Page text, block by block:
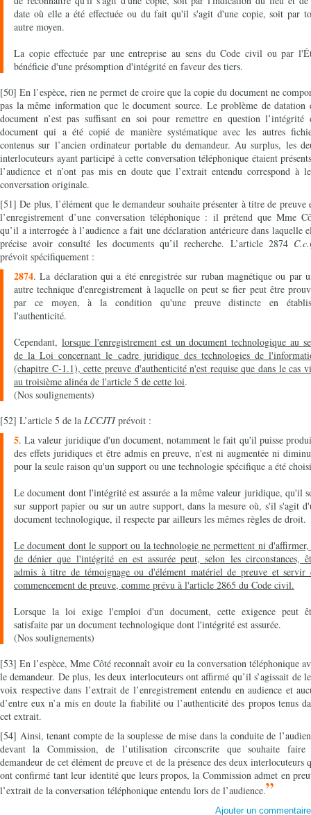
date où elle a été effectuée ou du fait qu'il s'agit d'une copie, soit par
autre moyen.
La copie effectuée par une entreprise au sens du Code civil ou par
bénéficie d'une présomption d'intégrité en faveur des tiers.
[50] En l’espèce, rien ne permet de croire que la copie du document ne
pas la même information que le document source. Le problème de datation
document n’est pas suffisant en soi pour remettre en question l’intégrité
document qui a été copié de manière systématique avec les autres
contenus sur l’ancien ordinateur portable du demandeur. Au surplus, les
interlocuteurs ayant participé à cette conversation téléphonique étaient
l’audience et n’ont pas mis en doute que l’extrait entendu correspond à
conversation originale.
[51] De plus, l’élément que le demandeur souhaite présenter à titre de preuve
l’enregistrement d’une conversation téléphonique : il prétend que Mme
qu’il a interrogée à l’audience a fait une déclaration antérieure dans laquelle
précise avoir consulté les documents qu’il recherche. L’article 2874
prévoit spécifiquement :
2874. La déclaration qui a été enregistrée sur ruban magnétique ou par
autre technique d'enregistrement à laquelle on peut se fier peut être
par ce moyen, à la condition qu'une preuve distincte en
l'authenticité.
Cependant, lorsque l'enregistrement est un document technologique au
de la Loi concernant le cadre juridique des technologies de
(chapitre C-1.1), cette preuve d'authenticité n'est requise que dans le cas
au troisième alinéa de l'article 5 de cette loi.
(Nos soulignements)
[52] L’article 5 de la LCCJTI prévoit :
5. La valeur juridique d'un document, notamment le fait qu'il puisse
des effets juridiques et être admis en preuve, n'est ni augmentée ni
pour la seule raison qu'un support ou une technologie spécifique a été
Le document dont l'intégrité est assurée a la même valeur juridique, qu'il
sur support papier ou sur un autre support, dans la mesure où, s'il s'agit
document technologique, il respecte par ailleurs les mêmes règles de droit.
Le document dont le support ou la technologie ne permettent ni
de dénier que l'intégrité en est assurée peut, selon les circonstances,
admis à titre de témoignage ou d'élément matériel de preuve et servir
commencement de preuve, comme prévu à l'article 2865 du Code civil.
Lorsque la loi exige l'emploi d'un document, cette exigence peut
satisfaite par un document technologique dont l'intégrité est assurée.
(Nos soulignements)
[53] En l’espèce, Mme Côté reconnaît avoir eu la conversation téléphonique
le demandeur. De plus, les deux interlocuteurs ont affirmé qu’il s’agissait de
voix respective dans l’extrait de l’enregistrement entendu en audience et
d’entre eux n’a mis en doute la fiabilité ou l’authenticité des propos tenus
cet extrait.
[54] Ainsi, tenant compte de la souplesse de mise dans la conduite de
devant la Commission, de l’utilisation circonscrite que souhaite faire
demandeur de cet élément de preuve et de la présence des deux interlocuteurs
ont confirmé tant leur identité que leurs propos, la Commission admet en
l’extrait de la conversation téléphonique entendu lors de l’audience.”
Ajouter un